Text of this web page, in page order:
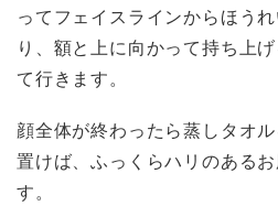
ってフェイスラインからほう
り、額と上に向かって持ち上
て行きます。
顔全体が終わったら蒸しタオ
置けば、ふっくらハリのある
す。